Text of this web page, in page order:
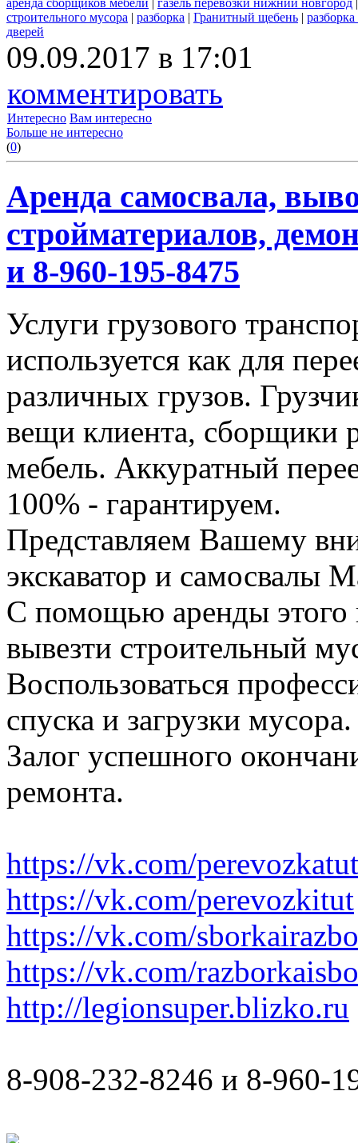
аренда сборщиков мебели газель перевозки нижний новгород
строительного мусора | разборка | Гранитный щебень |
дверей
09.09.2017 в 17:01
комментировать
Интересно Вам интересно
Больше не интересно
(0)
Аренда самосвала,
стройматериалов,
и 8-960-195-8475
Услуги грузового
используется как для
различных грузов.
вещи клиента, сборщики
мебель. Аккуратный
100% - гарантируем.
Представляем Вашему
экскаватор и самосвалы
С помощью аренды этого
вывезти строительный
Воспользоваться
спуска и загрузки мусора.
Залог успешного
ремонта.
https://vk.com/perevozkatut
https://vk.com/perevozkitut
https://vk.com/
https://vk.com/
http://legionsuper.blizko.ru
8-908-232-8246 и 8-960-